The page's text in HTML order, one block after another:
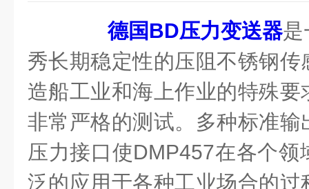
德国BD压力变送器是
秀长期稳定性的压阻不锈钢
造船工业和海上作业的特殊
非常严格的测试。多种标准
压力接口使DMP457在各个领
泛的应用于各种工业场合的